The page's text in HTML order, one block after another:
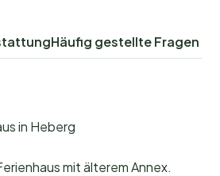
Häufig gestellte Fragen
in Heberg
mit älterem Annex.